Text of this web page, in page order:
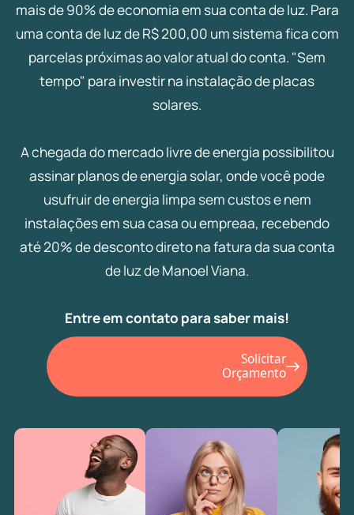
mais de 90% de economia em sua conta de luz. Para
uma conta de luz de R$ 200,00 um sistema fica com
parcelas próximas ao valor atual do conta. "Sem
tempo" para investir na instalação de placas
solares.
A chegada do mercado livre de energia possibilitou
assinar planos de energia solar, onde você pode
usufruir de energia limpa sem custos e nem
instalações em sua casa ou empreaa, recebendo
até 20% de desconto direto na fatura da sua conta
de luz de Manoel Viana.
Entre em contato para saber mais!
Solicitar
Orçamento